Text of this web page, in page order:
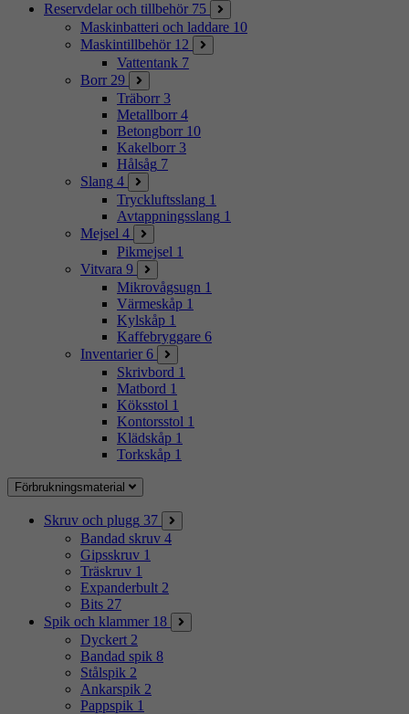
Reservdelar och tillbehör 75
Maskinbatteri och laddare 10
Maskintillbehör 12
Vattentank 7
Borr 29
Träborr 3
Metallborr 4
Betongborr 10
Kakelborr 3
Hålsåg 7
Slang 4
Tryckluftsslang 1
Avtappningsslang 1
Mejsel 4
Pikmejsel 1
Vitvara 9
Mikrovågsugn 1
Värmeskåp 1
Kylskåp 1
Kaffebryggare 6
Inventarier 6
Skrivbord 1
Matbord 1
Köksstol 1
Kontorsstol 1
Klädskåp 1
Torkskåp 1
Förbrukningsmaterial
Skruv och plugg 37
Bandad skruv 4
Gipsskruv 1
Träskruv 1
Expanderbult 2
Bits 27
Spik och klammer 18
Dyckert 2
Bandad spik 8
Stålspik 2
Ankarspik 2
Pappspik 1